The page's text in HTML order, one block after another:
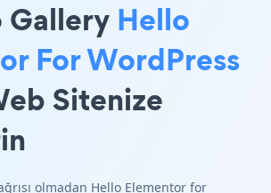
Gallery Hello
For WordPress
Sitenize
olmadan Hello Elementor for